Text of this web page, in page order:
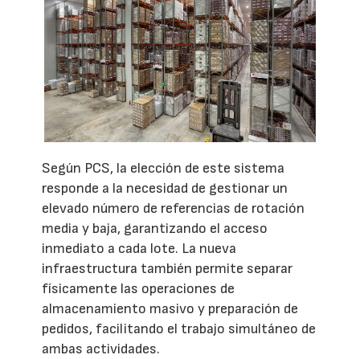
Según PCS, la elección de este sistema
responde a la necesidad de gestionar un
elevado número de referencias de rotación
media y baja, garantizando el acceso
inmediato a cada lote. La nueva
infraestructura también permite separar
físicamente las operaciones de
almacenamiento masivo y preparación de
pedidos, facilitando el trabajo simultáneo de
ambas actividades.